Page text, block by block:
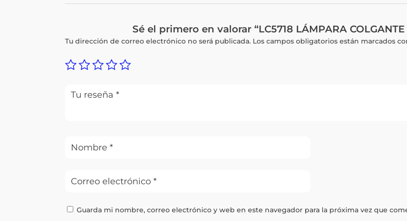
Sé el primero en valorar “LC5718 LÁMPARA
Tu dirección de correo electrónico no será publicada. Los campos obligatorios están marcados
Guarda mi nombre, correo electrónico y web en este navegador para la próxima vez que